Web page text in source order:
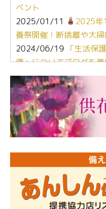
ベント
2025/01/11
2025年
養祭開催！断捨離や大
2024/06/19 「生活保
儀」についてブログを
2024/03/06【終活な
ぶ！はじめてのお葬式
瀬 ご参加ありがとうご
2024/01/19令和6年能
告
人形供養
2023/12/16終活なる
ス®上鶴間 エンディン
2023/11/29 永田屋創